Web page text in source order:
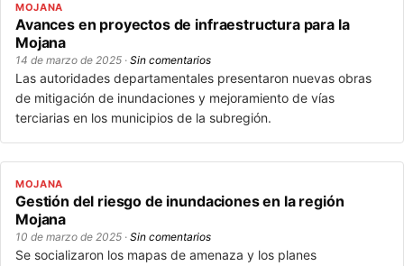
MOJANA
Avances en proyectos de infraestructura para la
Mojana
14 de marzo de 2025 · Sin comentarios
Las autoridades departamentales presentaron nuevas obras
de mitigación de inundaciones y mejoramiento de vías
terciarias en los municipios de la subregión.
MOJANA
Gestión del riesgo de inundaciones en la región
Mojana
10 de marzo de 2025 · Sin comentarios
Se socializaron los mapas de amenaza y los planes